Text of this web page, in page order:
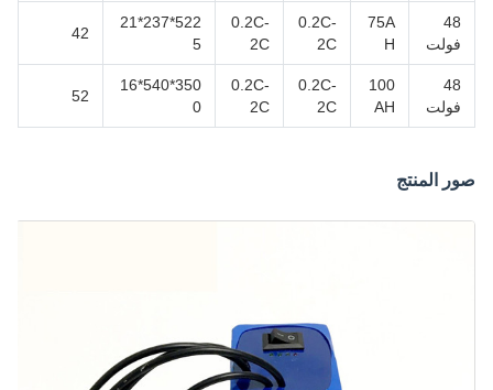
48
فولت
75A
H
0.2C-
2C
0.2C-
2C
522*237*21
5
42
48
فولت
100
AH
0.2C-
2C
0.2C-
2C
350*540*16
0
52
صور المنتج